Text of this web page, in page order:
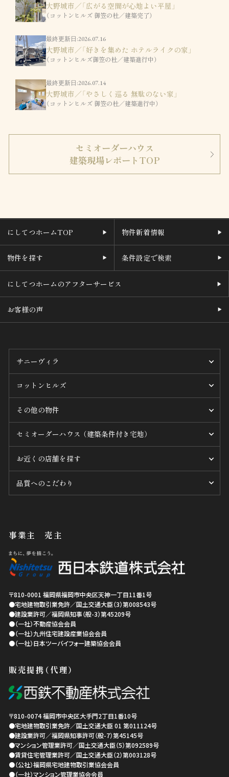
大野城市／「広がる空間が心地よい平屋」
（コットンヒルズ 御笠の杜／建築完了）
最終更新日:2026.07.16
大野城市／「好きを集めた ホテルライクの家」
（コットンヒルズ御笠の杜／建築進行中）
最終更新日:2026.07.14
大野城市／「やさしく巡る 無駄のない家」
（コットンヒルズ 御笠の杜／建築進行中）
セミオーダーハウス
建築現場レポートTOP
にしてつホームTOP 物件新着情報
物件を探す 条件設定で検索
にしてつホームのアフターサービス
お客様の声
サニーヴィラ
コットンヒルズ
その他の物件
セミオーダーハウス （建築条件付き宅地）
お近くの店舗を探す
品質へのこだわり
事業主 売主
〒810-0001 福岡県福岡市中央区天神一丁目11番1号
●宅地建物取引業免許／国土交通大臣（3）第008543号
●建設業許可／福岡県知事（般-3）第45209号
●（一社）不動産協会会員
●（一社）九州住宅建設産業協会会員
●（一社）日本ツーバイフォー建築協会会員
販売提携（代理）
〒810-0074福岡市中央区大手門2丁目1番10号
●宅地建物取引業免許／国土交通大臣 01 第011124号
●建設業許可／福岡県知事許可（般-7）第45145号
●マンション管理業許可／国土交通大臣（5）第092589号
●賃貸住宅管理業許可／国土交通大臣（2）第003128号
●（公社）福岡県宅地建物取引業協会会員
●（一社）マンション管理業協会会員